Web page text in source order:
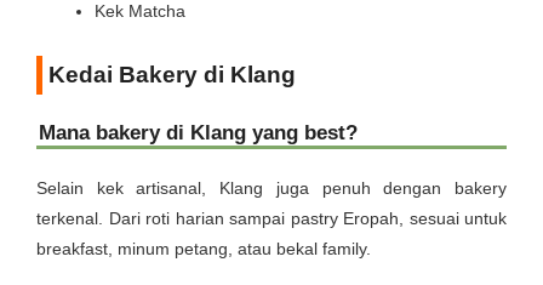
Kek Matcha
Kedai Bakery di Klang
Mana bakery di Klang yang best?
Selain kek artisanal, Klang juga penuh dengan bakery
terkenal. Dari roti harian sampai pastry Eropah, sesuai untuk
breakfast, minum petang, atau bekal family.